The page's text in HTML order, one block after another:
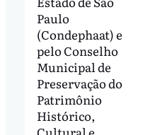
Paulo
(Condephaat) e
pelo Conselho
Municipal de
Preservação do
Patrimônio
Histórico,